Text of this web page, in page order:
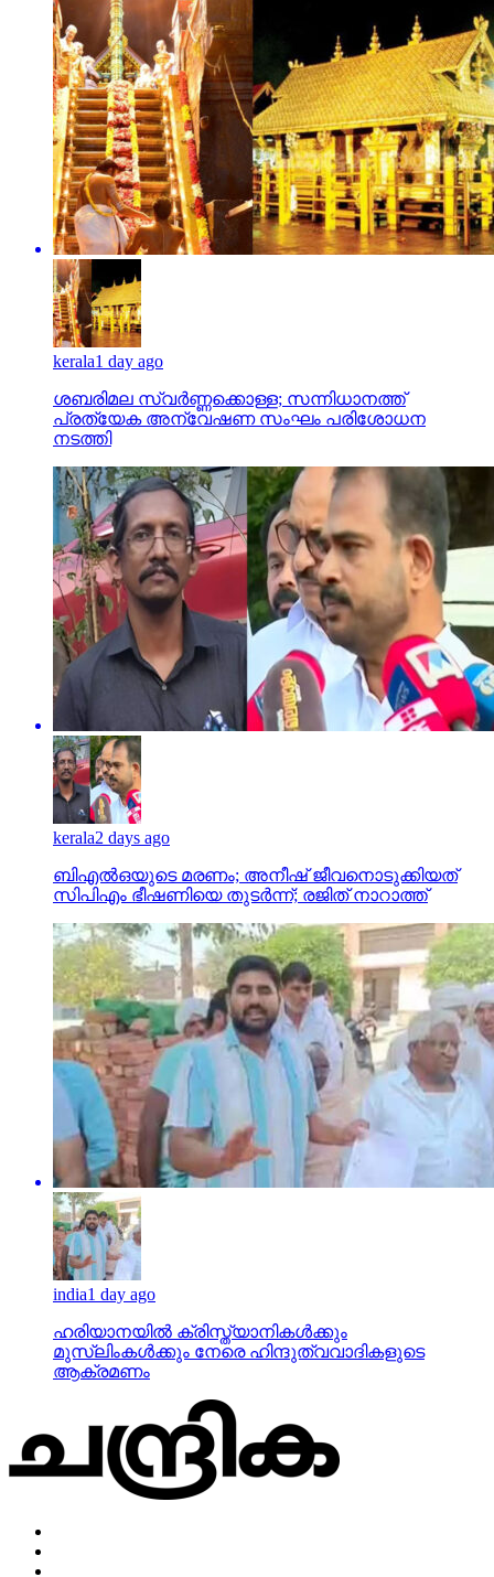
kerala1 day ago
ശബരിമല സ്വര്‍ണ്ണക്കൊള്ള; സന്നിധാനത്ത്
പ്രത്യേക അന്വേഷണ സംഘം പരിശോധന
നടത്തി
kerala2 days ago
ബിഎല്‍ഒയുടെ മരണം; അനീഷ് ജീവനൊടുക്കിയത്
സിപിഎം ഭീഷണിയെ തുടര്‍ന്ന്; രജിത് നാറാത്ത്
india1 day ago
ഹരിയാനയില്‍ ക്രിസ്ത്യാനികള്‍ക്കും
മുസ്‌ലിംകള്‍ക്കും നേരെ ഹിന്ദുത്വവാദികളുടെ
ആക്രമണം